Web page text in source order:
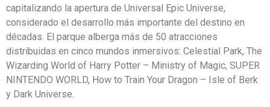
capitalizando la apertura de Universal Epic Universe,
considerado el desarrollo más importante del destino en
décadas. El parque alberga más de 50 atracciones
distribuidas en cinco mundos inmersivos: Celestial Park, The
Wizarding World of Harry Potter – Ministry of Magic, SUPER
NINTENDO WORLD, How to Train Your Dragon – Isle of Berk
y Dark Universe.